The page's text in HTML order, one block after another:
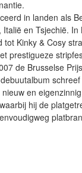
in landen als
en Tsjechië. In
tot Kinky & Cosy
prestigueze
de Brusselse
en
hij de